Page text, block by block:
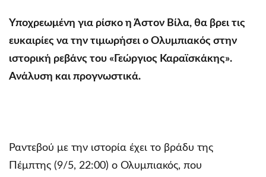
Υποχρεωμένη για ρίσκο η Άστον Βίλα, θα βρει τις
ευκαιρίες να την τιμωρήσει ο Ολυμπιακός στην
ιστορική ρεβάνς του «Γεώργιος Καραϊσκάκης».
Ανάλυση και προγνωστικά.
Ραντεβού με την ιστορία έχει το βράδυ της
Πέμπτης (9/5, 22:00) ο Ολυμπιακός, που